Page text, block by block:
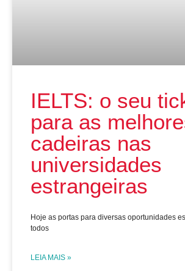
IELTS: o seu
para as
cadeiras nas
universidades
estrangeiras
Hoje as portas para diversas oportunidades
todos
LEIA MAIS »